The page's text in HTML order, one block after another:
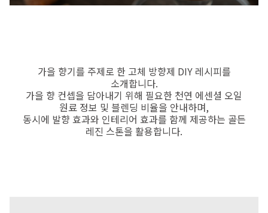
가을 향기를 주제로 한 고체 방향제 DIY 레시피를
소개합니다.
가을 향 컨셉을 담아내기 위해 필요한 천연 에센셜 오일
원료 정보 및 블렌딩 비율을 안내하며,
동시에 발향 효과와 인테리어 효과를 함께 제공하는 골든
레진 스톤을 활용합니다.